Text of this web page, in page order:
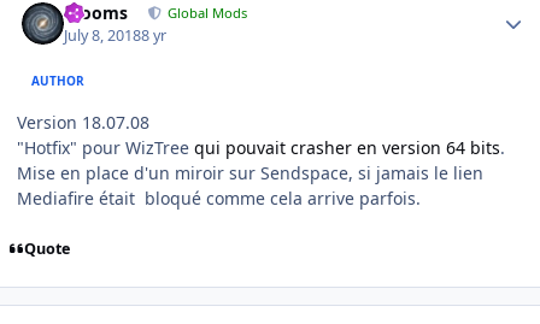
mooms Global Mods
July 8, 20188 yr
AUTHOR
Version 18.07.08
"Hotfix" pour WizTree qui pouvait crasher en version 64 bits.
Mise en place d'un miroir sur Sendspace, si jamais le lien
Mediafire était bloqué comme cela arrive parfois.
Quote